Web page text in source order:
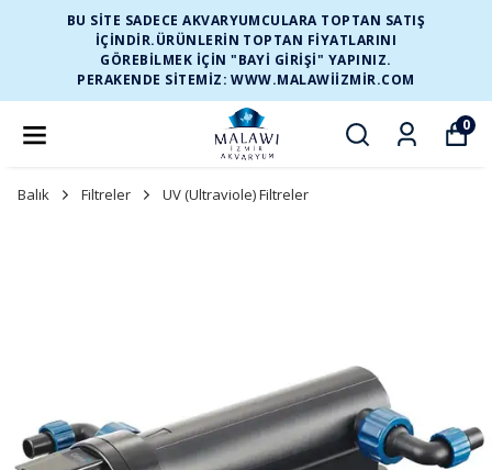
BU SİTE SADECE AKVARYUMCULARA TOPTAN SATIŞ
İÇİNDİR.ÜRÜNLERİN TOPTAN FİYATLARINI
GÖREBİLMEK İÇİN "BAYİ GİRİŞİ" YAPINIZ.
PERAKENDE SİTEMİZ: WWW.MALAWIIZMIR.COM
0
Balık Filtreler UV (Ultraviole) Filtreler